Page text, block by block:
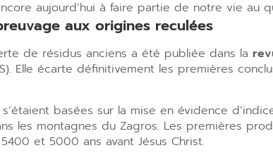
aujourd’hui à faire partie de notre vie au
aux origines reculées
de résidus anciens a été publiée dans la
Elle écarte définitivement les premières
basées sur la mise en évidence
les montagnes du Zagros. Les premières
et 5000 ans avant Jésus Christ.